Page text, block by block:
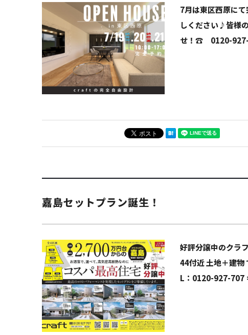
7月は東区西原に
しください♪皆様
せ！☎ 0120-927-
嘉島セットプラン誕生！
好評分譲中のクラ
44付近 土地＋建
L：0120-927-707